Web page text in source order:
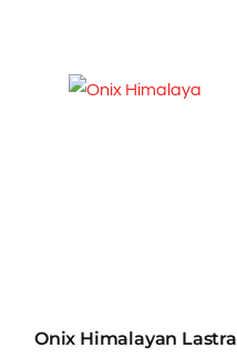
Onix Himalayan Lastra